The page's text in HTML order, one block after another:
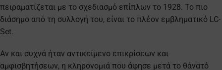
πειραματίζεται με το σχεδιασμό επίπλων το 1928. Το πιο
διάσημο από τη συλλογή του, είναι το πλέον εμβληματικό LC-
Set.
Αν και συχνά ήταν αντικείμενο επικρίσεων και
αμφισβητήσεων, η κληρονομιά που άφησε μετά το θάνατό